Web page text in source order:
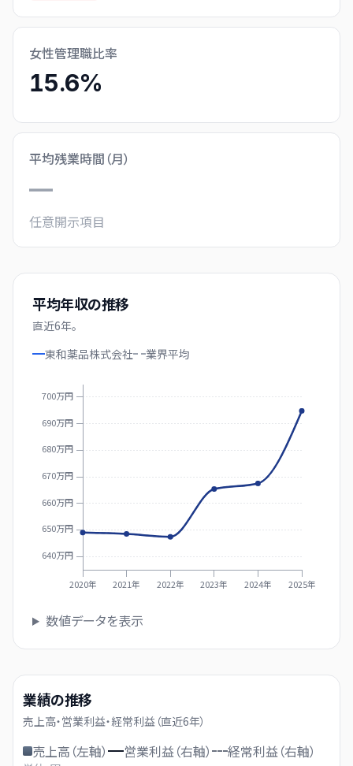
女性管理職比率
15.6%
平均残業時間（月）
—
任意開示項目
平均年収の推移
直近6年。
東和薬品株式会社
業界平均
640万円
650万円
660万円
670万円
680万円
690万円
700万円
2020年 2021年 2022年 2023年 2024年 2025年
数値データを表示
業績の推移
売上高・営業利益・経常利益（直近6年）
売上高（左軸） 営業利益（右軸） 経常利益（右軸）